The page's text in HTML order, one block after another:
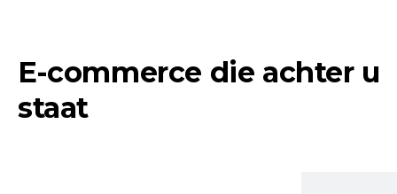
E-commerce die achter u
staat